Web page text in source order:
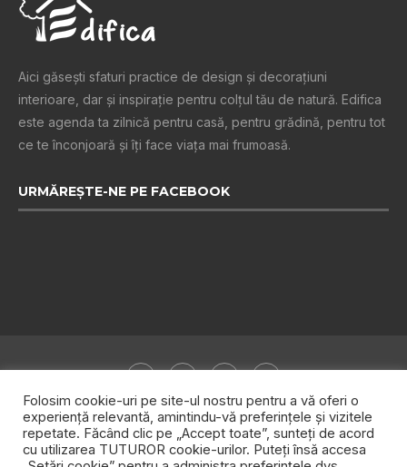
Aici găsești sfaturi practice de design şi decoraţiuni
interioare, dar și inspiraţie pentru colţul tău de natură. Edifica
este agenda ta zilnică pentru casă, pentru grădină, pentru tot
ce te înconjoară şi îţi face viaţa mai frumoasă.
URMĂREȘTE-NE PE FACEBOOK
Despre noi Publicitate
Politica de confidențialitate
Folosim cookie-uri pe site-ul nostru pentru a vă oferi o
experiență relevantă, amintindu-vă preferințele și vizitele
repetate. Făcând clic pe „Accept toate”, sunteți de acord
cu utilizarea TUTUROR cookie-urilor. Puteți însă accesa